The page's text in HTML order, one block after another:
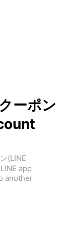
ーポン
(LINE
app
another